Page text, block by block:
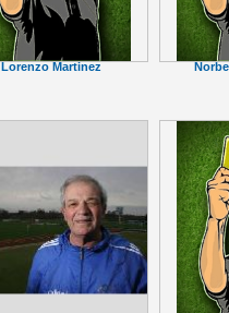
Lorenzo Martinez